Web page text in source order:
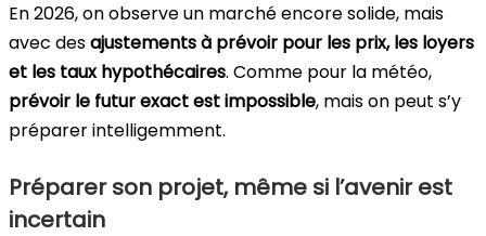
En 2026, on observe un marché encore solide, mais
avec desajustements à prévoir pour les prix, les loyers
et les taux hypothécaires. Comme pour la météo,
prévoir le futur exact est impossible, mais on peut s’y
préparer intelligemment.
Préparer son projet, même si l’avenir est
incertain